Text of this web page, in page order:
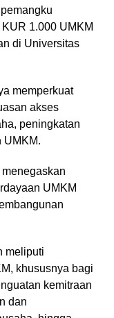
1.000 UMKM
di Universitas
memperkuat
akses
peningkatan
UMKM.
UMKM
meliputi
khususnya bagi
kemitraan
dan